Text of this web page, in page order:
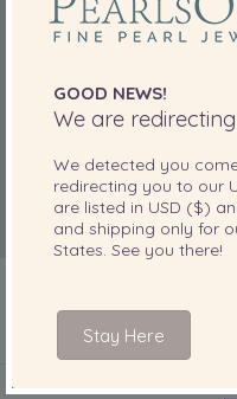
IN IHREM
GOOD NEWS!
We are
We detected you
redirecting you to our
are listed in USD ($)
and shipping only for
States. See you there!
Stay Here